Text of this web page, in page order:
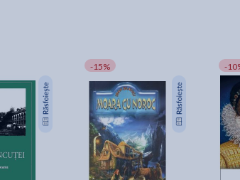
analiză profundă a acelui moment din istoria
XX. Deși erau foarte multe lucruri de spus,
a fost interesată să nu se vorbească despre Max
În ultimii ani, grație unor cercetători precum
Radu Eremia
și, acum, Alin Spânu, avem o imagine
ce s-a întâmplat atunci și consecințele
societății românești.
-15% -